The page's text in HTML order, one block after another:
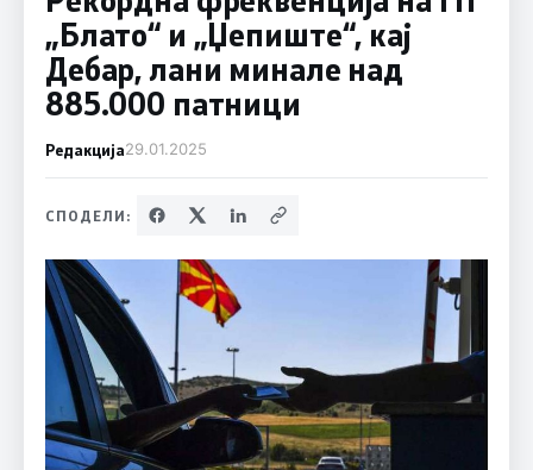
„Блато“ и „Џепиште“, кај
Дебар, лани минале над
885.000 патници
Редакција29.01.2025
СПОДЕЛИ: